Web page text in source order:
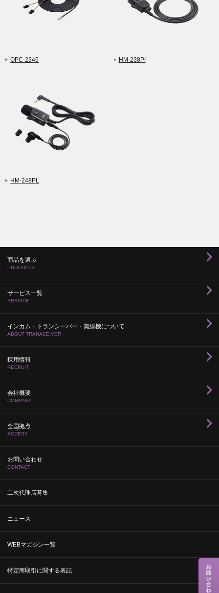
OPC-2346 HM-238PI
HM-248PL
商品を選ぶ
PRODUCTS
サービス一覧
SERVICE
インカム・トランシーバー・無線機について
ABOUT TRANACEIVER
採用情報
RECRUIT
会社概要
COMPANY
全国拠点
ACCESS
お問い合わせ
CONTACT
二次代理店募集
ニュース
WEBマガジン一覧
特定商取引に関する表記